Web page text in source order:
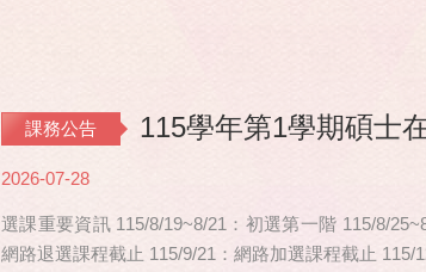
課務公告 115學年第1學期碩士
2026-07-28
選課重要資訊 115/8/19~8/21：初選第一階 115/8/
網路退選課程截止 115/9/21：網路加選課程截止